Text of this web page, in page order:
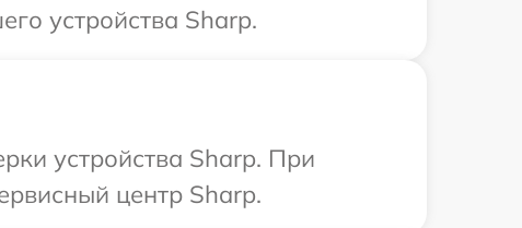
устройства Sharp.
устройства Sharp. При
центр Sharp.